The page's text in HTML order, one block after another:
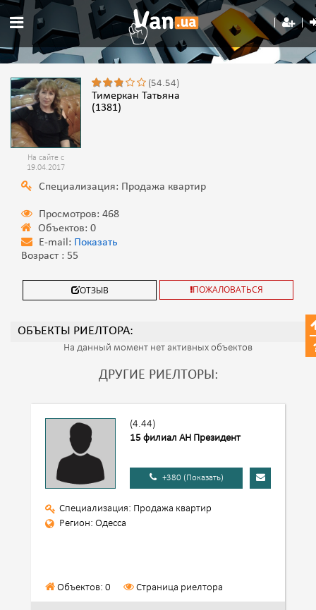
На сайте с
19.04.2017
(54.54)
Тимеркан Татьяна
(1381)
Специализация: Продажа квартир
Просмотров: 468
Объектов: 0
E-mail: Показать
Возраст : 55
ОТЗЫВ ПОЖАЛОВАТЬСЯ
ОБЪЕКТЫ РИЕЛТОРА:
На данный момент нет активных объектов
ДРУГИЕ РИЕЛТОРЫ:
(4.44)
15 филиал АН Президент
+380 (Показать)
Специализация: Продажа квартир
Регион: Одесса
Объектов: 0 Страница риелтора